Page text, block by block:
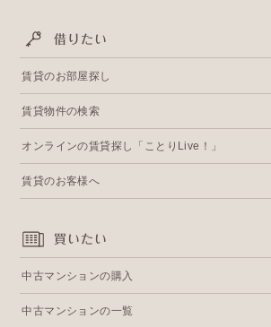
借りたい
賃貸のお部屋探し
賃貸物件の検索
オンラインの賃貸探し「ことりLive！」
賃貸のお客様へ
買いたい
中古マンションの購入
中古マンションの一覧